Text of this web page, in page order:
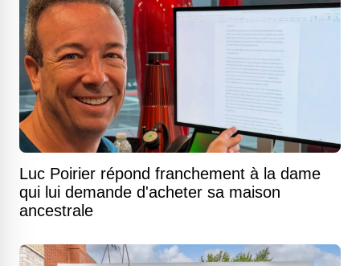
Luc Poirier répond franchement à la dame
qui lui demande d'acheter sa maison
ancestrale